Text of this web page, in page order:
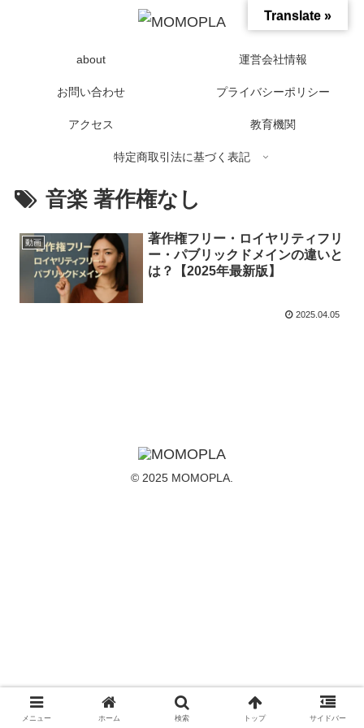
about 運営会社情報
お問い合わせ プライバシーポリシー
アクセス 教育機関
特定商取引法に基づく表記
音楽 著作権なし
動画
著作権フリー・ロイヤリティフリ
ー・パブリックドメインの違いと
は？【2025年最新版】
2025.04.05
© 2025 MOMOPLA.
メニュー ホーム 検索 トップ サイドバー
Translate »